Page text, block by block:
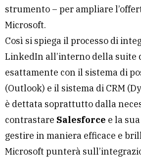
strumento – per ampliare
Microsoft.
Così si spiega il processo di
LinkedIn all’interno della suite
esattamente con il sistema di
(Outlook) e il sistema di CRM
è dettata soprattutto dalla
contrastare Salesforce e la
gestire in maniera efficace e
Microsoft punterà